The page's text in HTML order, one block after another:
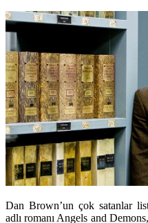
Dan Brown’un çok satanlar
adlı romanı Angels and